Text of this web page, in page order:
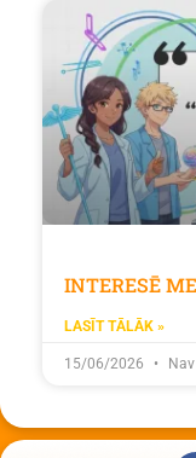
INTERESĒ
LASĪT TĀLĀK »
15/06/2026